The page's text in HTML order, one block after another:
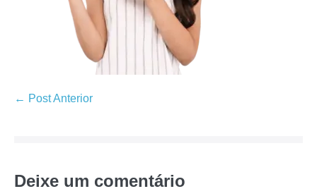
← Post Anterior
Deixe um comentário